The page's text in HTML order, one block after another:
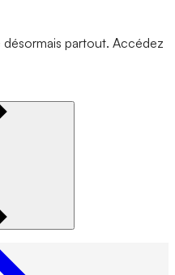
partout. Accédez